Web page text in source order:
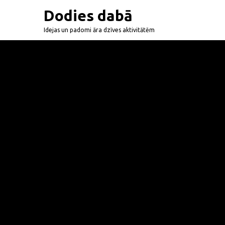
Dodies dabā
Idejas un padomi āra dzīves aktivitātēm